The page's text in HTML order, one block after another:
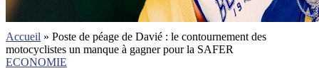
Accueil » Poste de péage de Davié : le contournement des
motocyclistes un manque à gagner pour la SAFER
ECONOMIE